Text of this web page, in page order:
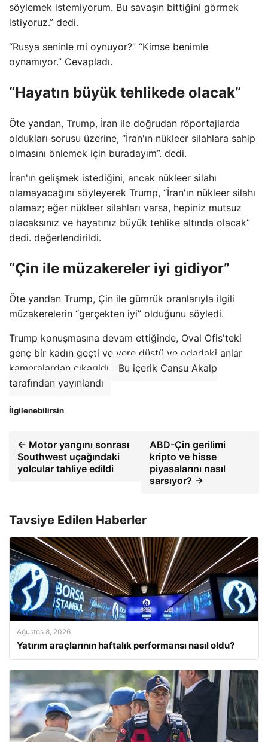
söylemek istemiyorum. Bu savaşın bittiğini görmek
istiyoruz.” dedi.
“Rusya seninle mi oynuyor?” “Kimse benimle
oynamıyor.” Cevapladı.
“Hayatın büyük tehlikede olacak”
Öte yandan, Trump, İran ile doğrudan röportajlarda
oldukları sorusu üzerine, “İran'ın nükleer silahlara sahip
olmasını önlemek için buradayım”. dedi.
İran'ın gelişmek istediğini, ancak nükleer silahı
olamayacağını söyleyerek Trump, “İran'ın nükleer silahı
olamaz; eğer nükleer silahları varsa, hepiniz mutsuz
olacaksınız ve hayatınız büyük tehlike altında olacak”
dedi. değerlendirildi.
“Çin ile müzakereler iyi gidiyor”
Öte yandan Trump, Çin ile gümrük oranlarıyla ilgili
müzakerelerin “gerçekten iyi” olduğunu söyledi.
Trump konuşmasına devam ettiğinde, Oval Ofis'teki
genç bir kadın geçti ve yere düştü ve odadaki anlar
kameralardan çıkarıldı.
Bu içerik Cansu Akalp
tarafından yayınlandı
İlgilenebilirsin
← Motor yangını sonrası
Southwest uçağındaki
yolcular tahliye edildi
ABD-Çin gerilimi
kripto ve hisse
piyasalarını nasıl
sarsıyor? →
Tavsiye Edilen Haberler
Ağustos 8, 2026
Yatırım araçlarının haftalık performansı nasıl oldu?